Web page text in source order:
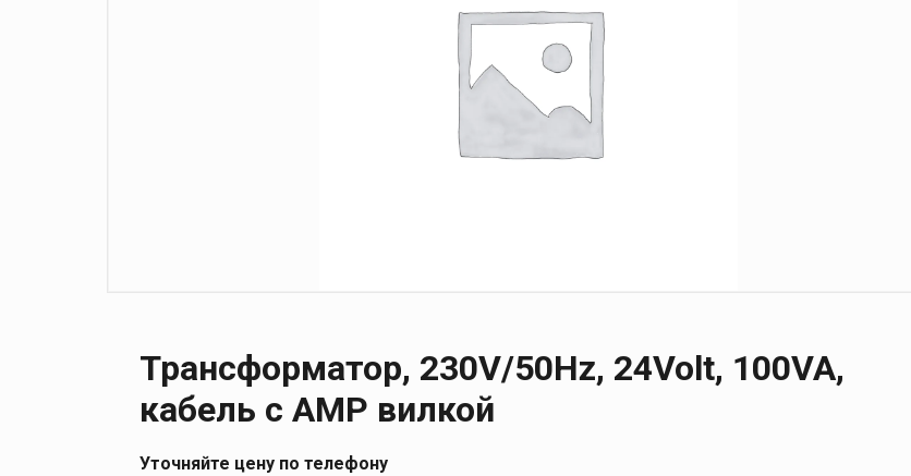
Трансформатор, 230V/50Hz, 24Volt, 100VA,
кабель с AMP вилкой
Уточняйте цену по телефону